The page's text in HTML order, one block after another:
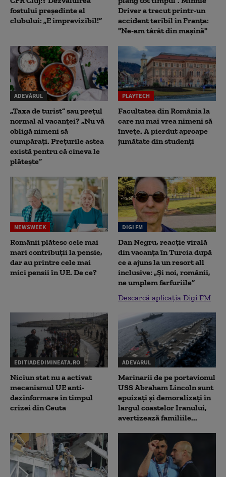
fostului președinte al
clubului: „E imprevizibil!”
Driver a trecut printr-un
accident teribil în Franța:
"Ne-am târât din mașină"
ADEVĂRUL
„Taxa de turist” sau prețul
normal al vacanței? „Nu vă
obligă nimeni să
cumpărați. Prețurile astea
există pentru că cineva le
plătește”
PLAYTECH
Facultatea din România la
care nu mai vrea nimeni să
înveţe. A pierdut aproape
jumătate din studenţi
NEWSWEEK
Românii plătesc cele mai
mari contribuții la pensie,
dar au printre cele mai
mici pensii în UE. De ce?
DIGI FM
Dan Negru, reacție virală
din vacanța în Turcia după
ce a ajuns la un resort all
inclusive: „Și noi, românii,
ne umplem farfuriile”
Descarcă aplicația Digi FM
EDITIADEDIMINEATA.RO
Niciun stat nu a activat
mecanismul UE anti-
dezinformare în timpul
crizei din Ceuta
ADEVARUL
Marinarii de pe portavionul
USS Abraham Lincoln sunt
epuizați și demoralizați în
largul coastelor Iranului,
avertizează familiile...